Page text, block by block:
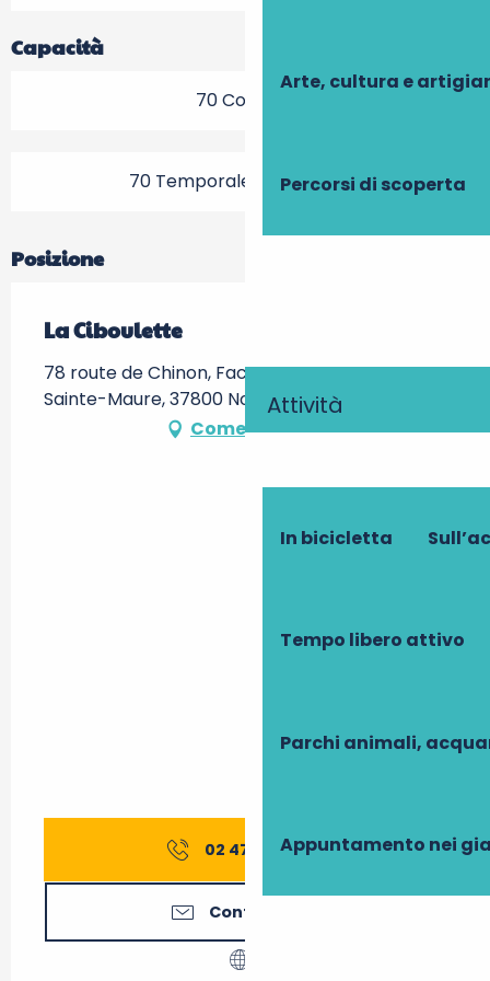
Arte, cultura e
Percorsi di scoperta
Attività
In bicicletta
Tempo libero attivo
Parchi animali,
Appuntamento nei
Capacità
70 Coperto
70 Temporale (s) Terrazza
Posizione
La Ciboulette
78 route de Chinon, Face sortie A10 n°25
Sainte-Maure, 37800 Noyant-de-Touraine
Come arrivare
02 47 65 84▒▒
Contattateci